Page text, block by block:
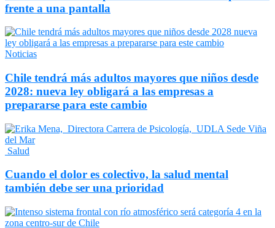
frente a una pantalla
Noticias
Chile tendrá más adultos mayores que niños desde
2028: nueva ley obligará a las empresas a
prepararse para este cambio
Salud
Cuando el dolor es colectivo, la salud mental
también debe ser una prioridad